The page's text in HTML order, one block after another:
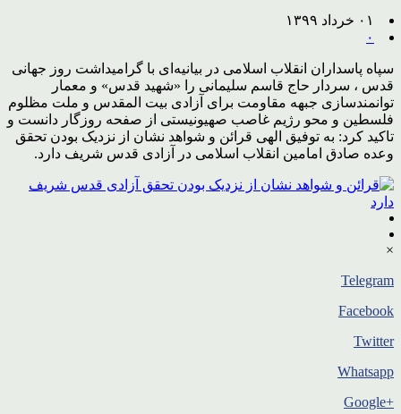
۰۱ خرداد ۱۳۹۹
۰
سپاه پاسداران انقلاب اسلامی در بیانیه‌ای با گرامیداشت روز جهانی
قدس ، سردار حاج قاسم سلیمانی را «شهید قدس» و معمار
توانمندسازی جبهه مقاومت برای آزادی بیت المقدس و ملت مظلوم
فلسطین و محو رژیم غاصب صهیونیستی از صفحه روزگار دانست و
تاکید کرد: به توفیق الهی قرائن و شواهد نشان از نزدیک بودن تحقق
وعده صادق امامین انقلاب اسلامی در آزادی قدس شریف دارد.
×
Telegram
Facebook
Twitter
Whatsapp
+Google